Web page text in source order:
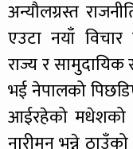
अन्यौलग्रस्त
एउटा नयाँ विचार
राज्य र
भई नेपालको
आईरहेको मधेशको